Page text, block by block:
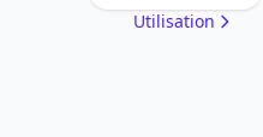
Utilisation